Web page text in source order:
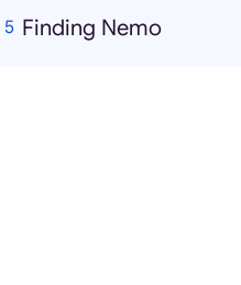
Finding Nemo